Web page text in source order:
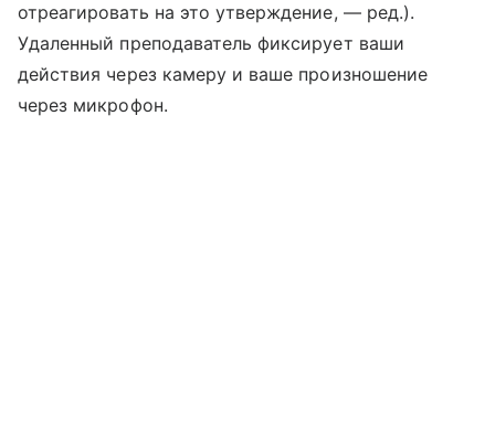
отреагировать на это утверждение, — ред.).
Удаленный преподаватель фиксирует ваши
действия через камеру и ваше произношение
через микрофон.